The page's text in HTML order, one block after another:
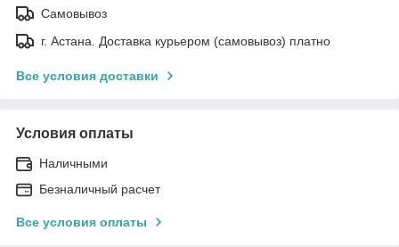
Самовывоз
г. Астана. Доставка курьером (самовывоз) платно
Все условия доставки
Условия оплаты
Наличными
Безналичный расчет
Все условия оплаты